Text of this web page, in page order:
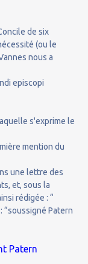
de six
(ou le
nous a
episcopi
s'exprime le
mention du
une lettre des
et, sous la
rédigée : “
“soussigné Patern
Patern